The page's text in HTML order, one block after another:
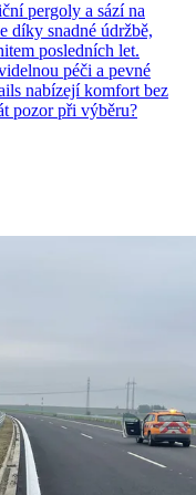
pergoly a sází na
díky snadné údržbě,
posledních let.
péči a pevné
nabízejí komfort bez
pozor při výběru?